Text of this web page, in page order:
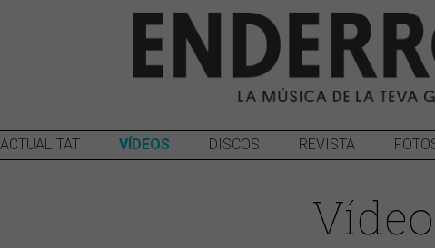
ACTUALITAT VÍDEOS DISCOS REVISTA